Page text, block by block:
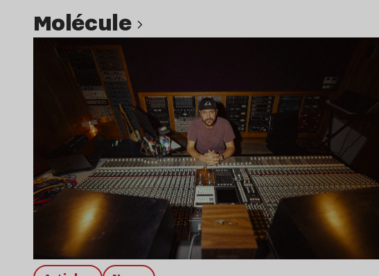
Molécule